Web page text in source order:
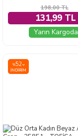
198,00TL
131,99 TL
Yarın Kargoda
%52
İNDIRIM